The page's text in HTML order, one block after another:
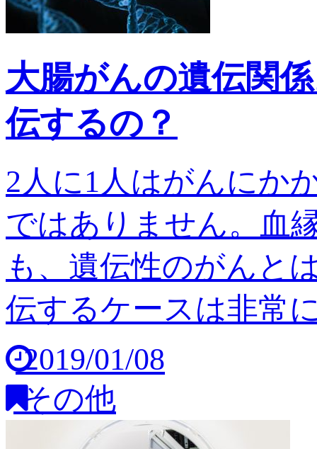
大腸がんの遺伝関
伝するの？
2人に1人はがんにか
ではありません。血
も、遺伝性のがんと
伝するケースは非常
2019/01/08
その他